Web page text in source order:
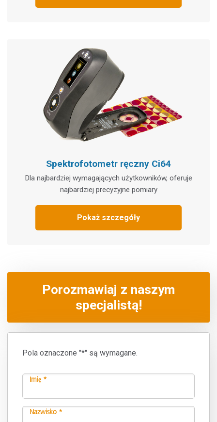
Spektrofotometr ręczny Ci64
Dla najbardziej wymagających użytkowników, oferuje
najbardziej precyzyjne pomiary
Pokaż szczegóły
Porozmawiaj z naszym
specjalistą!
Pola oznaczone "*" są wymagane.
Imię *
Nazwisko *